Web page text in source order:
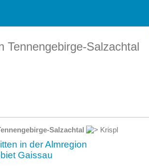
Tennengebirge-Salzachtal
Salzachtal Krispl
in der Almregion
Gaissau